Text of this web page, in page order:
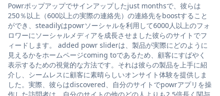
Powrポップアップでサインアップしたjust monthsで、彼らは
250％以上（600以上の実際の連絡先）の連絡先をboostすること
ができ、steadilyはpowrソーシャルを利用して6000人以上のフォ
ロワーにソーシャルメディアを成長させました彼らのサイトでフ
ィードします。 added powr sliderは、製品が実際にどのように
見えるかをホームページcoming toであるため、顧客にすばやく
表示するための視覚的な方法です。それは彼らの製品を上手に紹
介し、シームレスに顧客に素晴らしいオンサイト体験を提供しま
した。実際、彼らはdiscovered、自分のサイトでpowrアプリを操